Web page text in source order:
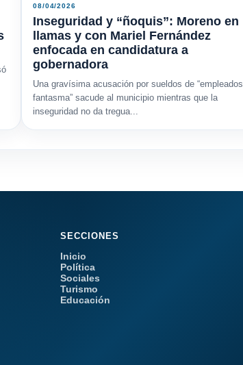
08/04/2026
Inseguridad y “ñoquis”: Moreno en
llamas y con Mariel Fernández
enfocada en candidatura a
gobernadora
Una gravísima acusación por sueldos de “empleados
fantasma” sacude al municipio mientras que la
inseguridad no da tregua...
SECCIONES
Inicio
Política
Sociales
Turismo
Educación